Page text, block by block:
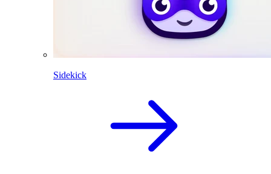
Sidekick